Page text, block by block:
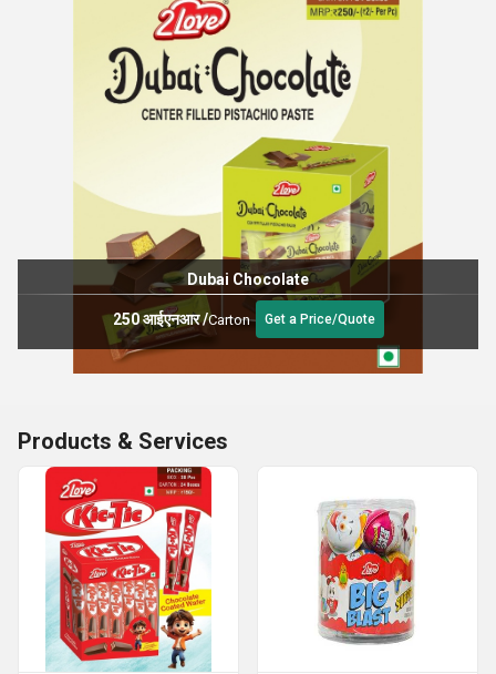
Dubai Chocolate
250 आईएनआर/Carton Get a Price/Quote
Products & Services